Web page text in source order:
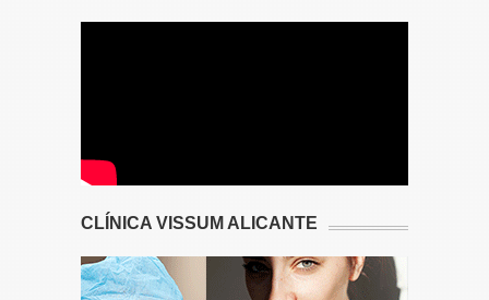
CLÍNICA VISSUM ALICANTE